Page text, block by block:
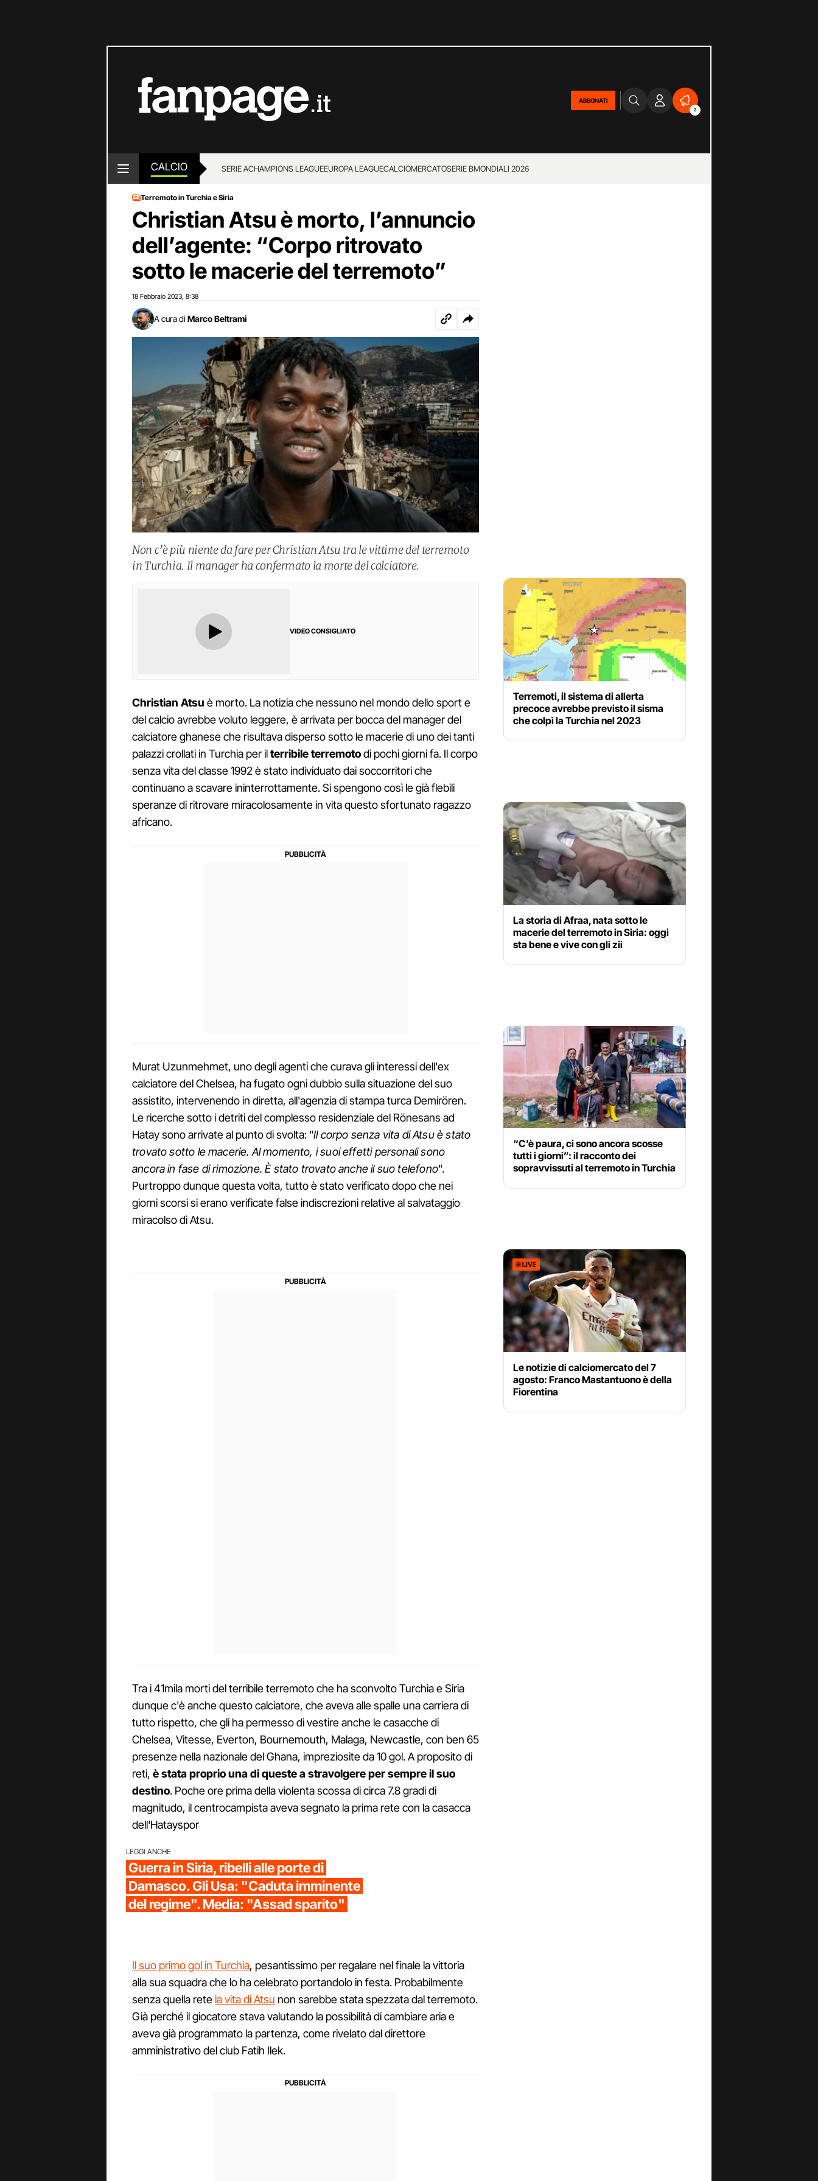
ABBONATI
2
CALCIO SERIE ACHAMPIONS LEAGUEEUROPA LEAGUECALCIOMERCATOSERIE BMONDIALI 2026
Terremoto in Turchia e Siria
Christian Atsu è morto, l’annuncio
dell’agente: “Corpo ritrovato
sotto le macerie del terremoto”
18 Febbraio 2023 8:38
A cura di Marco Beltrami
Non c’è più niente da fare per Christian Atsu tra le vittime del terremoto
in Turchia. Il manager ha confermato la morte del calciatore.
VIDEO CONSIGLIATO
Christian Atsu è morto. La notizia che nessuno nel mondo dello sport e
del calcio avrebbe voluto leggere, è arrivata per bocca del manager del
calciatore ghanese che risultava disperso sotto le macerie di uno dei tanti
palazzi crollati in Turchia per ilterribile terremotodi pochi giorni fa. Il corpo
senza vita del classe 1992 è stato individuato dai soccorritori che
continuano a scavare ininterrottamente. Si spengono così le già flebili
speranze di ritrovare miracolosamente in vita questo sfortunato ragazzo
africano.
Murat Uzunmehmet, uno degli agenti che curava gli interessi dell'ex
calciatore del Chelsea, ha fugato ogni dubbio sulla situazione del suo
assistito, intervenendo in diretta, all'agenzia di stampa turca Demirören.
Le ricerche sotto i detriti del complesso residenziale del Rönesans ad
Hatay sono arrivate al punto di svolta: "Il corpo senza vita di Atsu è stato
trovato sotto le macerie. Al momento, i suoi effetti personali sono
ancora in fase di rimozione. È stato trovato anche il suo telefono".
Purtroppo dunque questa volta, tutto è stato verificato dopo che nei
giorni scorsi si erano verificate false indiscrezioni relative al salvataggio
miracolso di Atsu.
Tra i 41mila morti del terribile terremoto che ha sconvolto Turchia e Siria
dunque c'è anche questo calciatore, che aveva alle spalle una carriera di
tutto rispetto, che gli ha permesso di vestire anche le casacche di
Chelsea, Vitesse, Everton, Bournemouth, Malaga, Newcastle, con ben 65
presenze nella nazionale del Ghana, impreziosite da 10 gol. A proposito di
reti, è stata proprio una di queste a stravolgere per sempre il suo
destino. Poche ore prima della violenta scossa di circa 7.8 gradi di
magnitudo, il centrocampista aveva segnato la prima rete con la casacca
dell'Hatayspor
LEGGI ANCHE
Guerra in Siria, ribelli alle porte di
Damasco. Gli Usa: "Caduta imminente
del regime". Media: "Assad sparito"
Il suo primo gol in Turchia, pesantissimo per regalare nel finale la vittoria
alla sua squadra che lo ha celebrato portandolo in festa. Probabilmente
senza quella rete la vita di Atsu non sarebbe stata spezzata dal terremoto.
Già perché il giocatore stava valutando la possibilità di cambiare aria e
aveva già programmato la partenza, come rivelato dal direttore
amministrativo del club Fatih Ilek.
Terremoti, il sistema di allerta
precoce avrebbe previsto il sisma
che colpì la Turchia nel 2023
La storia di Afraa, nata sotto le
macerie del terremoto in Siria: oggi
sta bene e vive con gli zii
“C’è paura, ci sono ancora scosse
tutti i giorni”: il racconto dei
sopravvissuti al terremoto in Turchia
LIVE
Le notizie di calciomercato del 7
agosto: Franco Mastantuono è della
Fiorentina